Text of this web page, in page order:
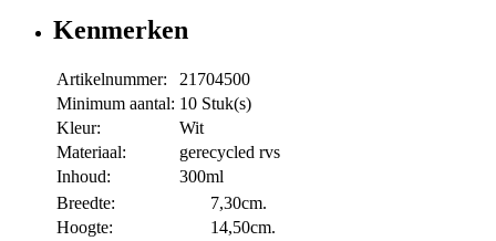
Kenmerken
Artikelnummer:
21704500
Minimum aantal: 10 Stuk(s)
Kleur:
Wit
Materiaal:
gerecycled rvs
Inhoud:
300ml
Breedte:
7,30cm.
Hoogte:
14,50cm.